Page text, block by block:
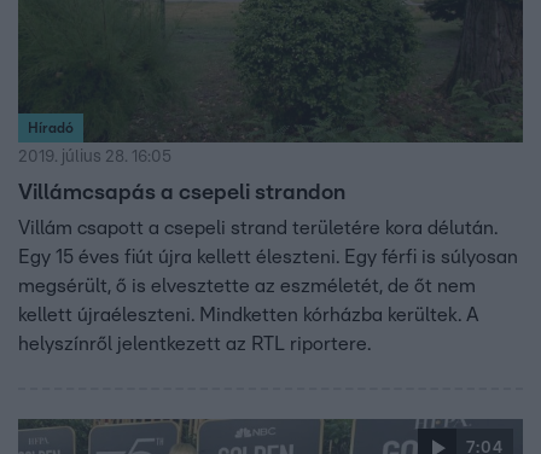
Híradó
2019. július 28. 16:05
Villámcsapás a csepeli strandon
Villám csapott a csepeli strand területére kora délután.
Egy 15 éves fiút újra kellett éleszteni. Egy férfi is súlyosan
megsérült, ő is elvesztette az eszméletét, de őt nem
kellett újraéleszteni. Mindketten kórházba kerültek. A
helyszínről jelentkezett az RTL riportere.
7:04